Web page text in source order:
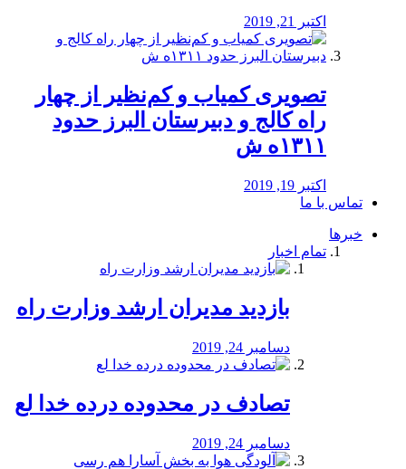
اکتبر 21, 2019
️تصویری کمیاب و کم‌نظیر از چهار
راه كالج و دبيرستان البرز حدود
۱۳۱۱ه ش
اکتبر 19, 2019
تماس با ما
خبرها
تمام اخبار
بازدید مدیران ارشد وزارت راه
دسامبر 24, 2019
تصادف در محدوده درده خدا لع
دسامبر 24, 2019